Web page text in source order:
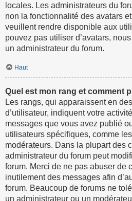
locales. Les administrateurs du
non la fonctionnalité des avatars
veuillent rendre disponible aux
pouvez pas utiliser d’avatars,
un administrateur du forum.
Haut
Quel est mon rang et comment
Les rangs, qui apparaissent en
d’utilisateur, indiquent votre
messages que vous avez publié
utilisateurs spécifiques, comme
modérateurs. Dans la plupart des
administrateur du forum peut
forum. Merci de ne pas abuser de
inutilement des messages afin
forum. Beaucoup de forums ne
un administrateur ou un